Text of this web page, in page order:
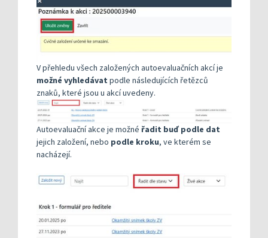
V přehledu všech založených autoevaluačních akcí je
možné vyhledávat podle následujících řetězců
znaků, které jsou u akcí uvedeny.
Autoevaluační akce je možné řadit buď podle dat
jejich založení, nebo podle kroku, ve kterém se
nacházejí.